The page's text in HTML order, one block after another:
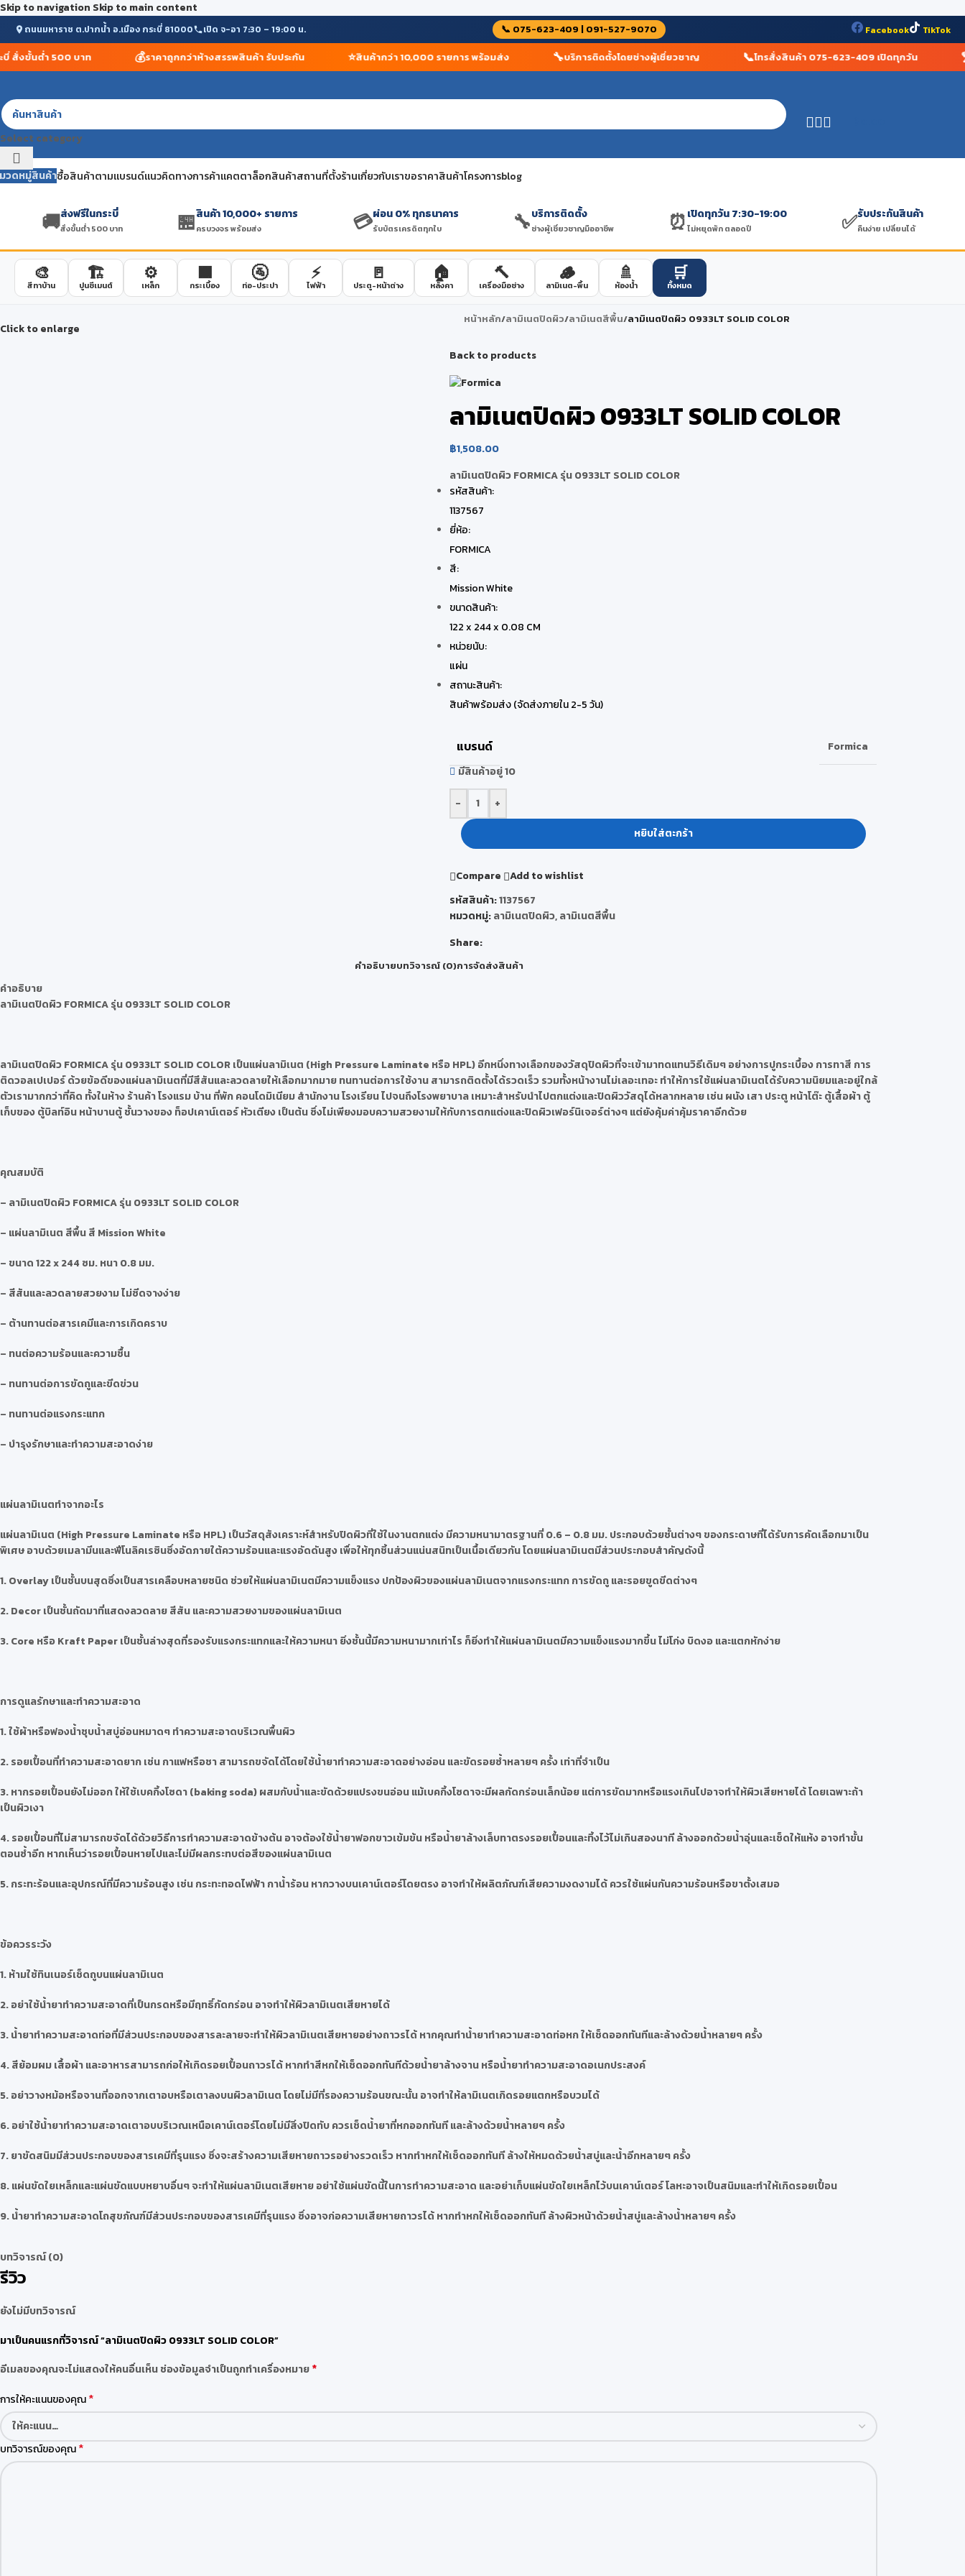
Skip to navigation Skip to main content
ถนนมหาราช ต.ปากน้ำ อ.เมือง กระบี่ 81000 เปิด จ-อา 7:30 – 19:00 น. 📞 075-623-409 | 091-527-9070 Facebook TikTok
งขั้นต่ำ 500 บาท ราคาถูกกว่าห้างสรรพสินค้า รับประกัน สินค้ากว่า 10,000 รายการ พร้อมส่ง บริการติดตั้งโดยช่างผู้เชี่ยวชาญ โทรสั่งสินค้า 075-623-409 เปิดทุกวัน
Select category
วดหมู่สินค้าซื้อสินค้าตามแบรนด์แนวคิดทางการค้าแคตตาล็อกสินค้าสถานที่ตั้งร้านเกี่ยวกับเราขอราคาสินค้าโครงการblog
🚚ส่งฟรีในกระบี่
สั่งขั้นต่ำ 500 บาท 🏪สินค้า 10,000+ รายการ
ครบวงจร พร้อมส่ง 💳ผ่อน 0% ทุกธนาคาร
รับบัตรเครดิตทุกใบ 🔧บริการติดตั้ง
ช่างผู้เชี่ยวชาญมืออาชีพ ⏰เปิดทุกวัน 7:30-19:00
ไม่หยุดพัก ตลอดปี ✅รับประกันสินค้า
คืนง่าย เปลี่ยนได้
🎨
สีทาบ้าน
🏗️
ปูนซีเมนต์
⚙️
เหล็ก
🟫
กระเบื้อง
🚰
ท่อ-ประปา
⚡
ไฟฟ้า
🚪
ประตู-หน้าต่าง
🏠
หลังคา
🔨
เครื่องมือช่าง
🪵
ลามิเนต-พื้น
🚿
ห้องน้ำ
🛒
ทั้งหมด
Click to enlarge
หน้าหลัก/ลามิเนตปิดผิว/ลามิเนตสีพื้น/ลามิเนตปิดผิว 0933LT SOLID COLOR
Back to products
ลามิเนตปิดผิว 0933LT SOLID COLOR
฿1,508.00
ลามิเนตปิดผิว FORMICA รุ่น 0933LT SOLID COLOR
รหัสสินค้า:
1137567
ยี่ห้อ:
FORMICA
สี:
Mission White
ขนาดสินค้า:
122 x 244 x 0.08 CM
หน่วยนับ:
แผ่น
สถานะสินค้า:
สินค้าพร้อมส่ง (จัดส่งภายใน 2-5 วัน)
แบรนด์
Formica
มีสินค้าอยู่ 10
-
+
หยิบใส่ตะกร้า
Compare
Add to wishlist
รหัสสินค้า:1137567
หมวดหมู่:ลามิเนตปิดผิว,ลามิเนตสีพื้น
Share:
คำอธิบายบทวิจารณ์ (0)การจัดส่งสินค้า
คำอธิบาย
ลามิเนตปิดผิวFORMICA รุ่น 0933LT SOLID COLOR
ลามิเนตปิดผิวFORMICA รุ่น 0933LT SOLID COLORเป็นแผ่นลามิเนต (High Pressure Laminate หรือ HPL) อีกหนึ่งทางเลือกของวัสดุปิดผิวที่จะเข้ามาทดแทนวิธีเดิมๆ อย่างการปูกระเบื้อง การทาสี การ
ติดวอลเปเปอร์ ด้วยข้อดีของแผ่นลามิเนตที่มีสีสันและลวดลายให้เลือกมากมาย ทนทานต่อการใช้งาน สามารถติดตั้งได้รวดเร็ว รวมทั้งหน้างานไม่เลอะเทอะ ทำให้การใช้แผ่นลามิเนตได้รับความนิยมและอยู่ใกล้
ตัวเรามากกว่าที่คิด ทั้งในห้าง ร้านค้า โรงแรม บ้าน ที่พัก คอนโดมิเนียม สำนักงาน โรงเรียน ไปจนถึงโรงพยาบาล เหมาะสำหรับนำไปตกแต่งและปิดผิววัสดุได้หลากหลาย เช่น ผนัง เสา ประตู หน้าโต๊ะ ตู้เสื้อผ้า ตู้
เก็บของ ตู้บิลท์อิน หน้าบานตู้ ชั้นวางของ ท็อปเคาน์เตอร์ หัวเตียง เป็นต้น ซึ่งไม่เพียงมอบความสวยงามให้กับการตกแต่งและปิดผิวเฟอร์นิเจอร์ต่างๆ แต่ยังคุ้มค่าคุ้มราคาอีกด้วย
คุณสมบัติ
– ลามิเนตปิดผิว FORMICA รุ่น 0933LT SOLID COLOR
– แผ่นลามิเนต สีพื้น สี Mission White
– ขนาด 122 x 244 ซม. หนา 0.8 มม.
– สีสันและลวดลายสวยงาม ไม่ซีดจางง่าย
– ต้านทานต่อสารเคมีและการเกิดคราบ
– ทนต่อความร้อนและความชื้น
– ทนทานต่อการขัดถูและขีดข่วน
– ทนทานต่อแรงกระแทก
– บำรุงรักษาและทำความสะอาดง่าย
แผ่นลามิเนตทำจากอะไร
แผ่นลามิเนต (High Pressure Laminate หรือ HPL) เป็นวัสดุสังเคราะห์สำหรับปิดผิวที่ใช้ในงานตกแต่ง มีความหนามาตรฐานที่ 0.6 – 0.8 มม. ประกอบด้วยชั้นต่างๆ ของกระดาษที่ได้รับการคัดเลือกมาเป็น
พิเศษ อาบด้วยเมลามีนและฟีโนลิคเรซินซึ่งอัดภายใต้ความร้อนและแรงอัดดันสูง เพื่อให้ทุกชิ้นส่วนแน่นสนิทเป็นเนื้อเดียวกัน โดยแผ่นลามิเนตมีส่วนประกอบสำคัญดังนี้
1. Overlay เป็นชั้นบนสุดซึ่งเป็นสารเคลือบหลายชนิด ช่วยให้แผ่นลามิเนตมีความแข็งแรง ปกป้องผิวของแผ่นลามิเนตจากแรงกระแทก การขัดถู และรอยขูดขีดต่างๆ
2. Decor เป็นชั้นถัดมาที่แสดงลวดลาย สีสัน และความสวยงามของแผ่นลามิเนต
3. Core หรือ Kraft Paper เป็นชั้นล่างสุดที่รองรับแรงกระแทกและให้ความหนา ยิ่งชั้นนี้มีความหนามากเท่าไร ก็ยิ่งทำให้แผ่นลามิเนตมีความแข็งแรงมากขึ้น ไม่โก่ง บิดงอ และแตกหักง่าย
การดูแลรักษาและทำความสะอาด
1. ใช้ผ้าหรือฟองน้ำชุบน้ำสบู่อ่อนหมาดๆ ทำความสะอาดบริเวณพื้นผิว
2. รอยเปื้อนที่ทำความสะอาดยาก เช่น กาแฟหรือชา สามารถขจัดได้โดยใช้น้ำยาทำความสะอาดอย่างอ่อน และขัดรอยซ้ำหลายๆ ครั้ง เท่าที่จำเป็น
3. หากรอยเปื้อนยังไม่ออก ให้ใช้เบคกิ้งโซดา (baking soda) ผสมกับน้ำและขัดด้วยแปรงขนอ่อน แม้เบคกิ้งโซดาจะมีผลกัดกร่อนเล็กน้อย แต่การขัดมากหรือแรงเกินไปอาจทำให้ผิวเสียหายได้ โดยเฉพาะถ้า
เป็นผิวเงา
4. รอยเปื้อนที่ไม่สามารถขจัดได้ด้วยวิธีการทำความสะอาดข้างต้น อาจต้องใช้น้ำยาฟอกขาวเข้มข้น หรือน้ำยาล้างเล็บทาตรงรอยเปื้อนและทิ้งไว้ไม่เกินสองนาที ล้างออกด้วยน้ำอุ่นและเช็ดให้แห้ง อาจทำขั้น
ตอนซ้ำอีก หากเห็นว่ารอยเปื้อนหายไปและไม่มีผลกระทบต่อสีของแผ่นลามิเนต
5. กระทะร้อนและอุปกรณ์ที่มีความร้อนสูง เช่น กระทะทอดไฟฟ้า กาน้ำร้อน หากวางบนเคาน์เตอร์โดยตรง อาจทำให้ผลิตภัณฑ์เสียความงดงามได้ ควรใช้แผ่นกันความร้อนหรือขาตั้งเสมอ
ข้อควรระวัง
1. ห้ามใช้ทินเนอร์เช็ดถูบนแผ่นลามิเนต
2. อย่าใช้น้ำยาทำความสะอาดที่เป็นกรดหรือมีฤทธิ์กัดกร่อน อาจทำให้ผิวลามิเนตเสียหายได้
3. น้ำยาทำความสะอาดท่อที่มีส่วนประกอบของสารละลายจะทำให้ผิวลามิเนตเสียหายอย่างถาวรได้ หากคุณทำน้ำยาทำความสะอาดท่อหก ให้เช็ดออกทันทีและล้างด้วยน้ำหลายๆ ครั้ง
4. สีย้อมผม เสื้อผ้า และอาหารสามารถก่อให้เกิดรอยเปื้อนถาวรได้ หากทำสีหกให้เช็ดออกทันทีด้วยน้ำยาล้างจาน หรือน้ำยาทำความสะอาดอเนกประสงค์
5. อย่าวางหม้อหรือจานที่ออกจากเตาอบหรือเตาลงบนผิวลามิเนต โดยไม่มีที่รองความร้อนขณะนั้น อาจทำให้ลามิเนตเกิดรอยแตกหรือบวมได้
6. อย่าใช้น้ำยาทำความสะอาดเตาอบบริเวณเหนือเคาน์เตอร์โดยไม่มีสิ่งปิดทับ ควรเช็ดน้ำยาที่หกออกทันที และล้างด้วยน้ำหลายๆ ครั้ง
7. ยาขัดสนิมมีส่วนประกอบของสารเคมีที่รุนแรง ซึ่งจะสร้างความเสียหายถาวรอย่างรวดเร็ว หากทำหกให้เช็ดออกทันที ล้างให้หมดด้วยน้ำสบู่และน้ำอีกหลายๆ ครั้ง
8. แผ่นขัดใยเหล็กและแผ่นขัดแบบหยาบอื่นๆ จะทำให้แผ่นลามิเนตเสียหาย อย่าใช้แผ่นขัดนี้ในการทำความสะอาด และอย่าเก็บแผ่นขัดใยเหล็กไว้บนเคาน์เตอร์ โลหะอาจเป็นสนิมและทำให้เกิดรอยเปื้อน
9. น้ำยาทำความสะอาดโถสุขภัณฑ์มีส่วนประกอบของสารเคมีที่รุนแรง ซึ่งอาจก่อความเสียหายถาวรได้ หากทำหกให้เช็ดออกทันที ล้างผิวหน้าด้วยน้ำสบู่และล้างน้ำหลายๆ ครั้ง
บทวิจารณ์ (0)
รีวิว
ยังไม่มีบทวิจารณ์
มาเป็นคนแรกที่วิจารณ์ “ลามิเนตปิดผิว 0933LT SOLID COLOR”
อีเมลของคุณจะไม่แสดงให้คนอื่นเห็นช่องข้อมูลจำเป็นถูกทำเครื่องหมาย*
การให้คะแนนของคุณ*
บทวิจารณ์ของคุณ*